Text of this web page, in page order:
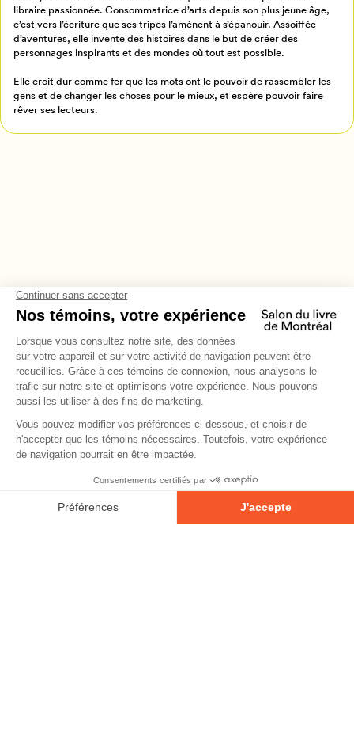
Retour à l’accueil
libraire passionnée. Consommatrice d’arts depuis son plus jeune âge,
c’est vers l’écriture que ses tripes l’amènent à s’épanouir. Assoiffée
d’aventures, elle invente des histoires dans le but de créer des
personnages inspirants et des mondes où tout est possible.
Elle croit dur comme fer que les mots ont le pouvoir de rassembler les
gens et de changer les choses pour le mieux, et espère pouvoir faire
rêver ses lecteurs.
Annuler